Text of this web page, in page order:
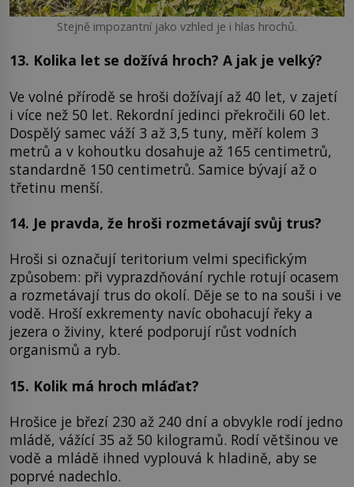
Stejně impozantní jako vzhled je i hlas hrochů.
13. Kolika let se dožívá hroch? A jak je velký?
Ve volné přírodě se hroši dožívají až 40 let, v zajetí
i více než 50 let. Rekordní jedinci překročili 60 let.
Dospělý samec váží 3 až 3,5 tuny, měří kolem 3
metrů a v kohoutku dosahuje až 165 centimetrů,
standardně 150 centimetrů. Samice bývají až o
třetinu menší.
14. Je pravda, že hroši rozmetávají svůj trus?
Hroši si označují teritorium velmi specifickým
způsobem: při vyprazdňování rychle rotují ocasem
a rozmetávají trus do okolí. Děje se to na souši i ve
vodě. Hroší exkrementy navíc obohacují řeky a
jezera o živiny, které podporují růst vodních
organismů a ryb.
15. Kolik má hroch mláďat?
Hrošice je březí 230 až 240 dní a obvykle rodí jedno
mládě, vážící 35 až 50 kilogramů. Rodí většinou ve
vodě a mládě ihned vyplouvá k hladině, aby se
poprvé nadechlo.